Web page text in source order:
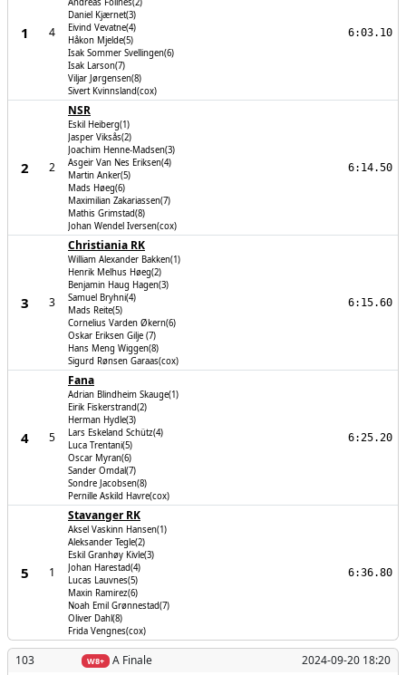
1 4
Andreas Follnes(2)
Daniel Kjærnet(3)
Eivind Vevatne(4)
Håkon Mjelde(5)
Isak Sommer Svellingen(6)
Isak Larson(7)
Viljar Jørgensen(8)
Sivert Kvinnsland(cox)
6:03.10
2 2
NSR
Eskil Heiberg(1)
Jasper Viksås(2)
Joachim Henne-Madsen(3)
Asgeir Van Nes Eriksen(4)
Martin Anker(5)
Mads Høeg(6)
Maximilian Zakariassen(7)
Mathis Grimstad(8)
Johan Wendel Iversen(cox)
6:14.50
3 3
Christiania RK
William Alexander Bakken(1)
Henrik Melhus Høeg(2)
Benjamin Haug Hagen(3)
Samuel Bryhni(4)
Mads Reite(5)
Cornelius Varden Økern(6)
Oskar Eriksen Gilje (7)
Hans Meng Wiggen(8)
Sigurd Rønsen Garaas(cox)
6:15.60
4 5
Fana
Adrian Blindheim Skauge(1)
Eirik Fiskerstrand(2)
Herman Hydle(3)
Lars Eskeland Schütz(4)
Luca Trentani(5)
Oscar Myran(6)
Sander Omdal(7)
Sondre Jacobsen(8)
Pernille Askild Havre(cox)
6:25.20
5 1
Stavanger RK
Aksel Vaskinn Hansen(1)
Aleksander Tegle(2)
Eskil Granhøy Kivle(3)
Johan Harestad(4)
Lucas Lauvnes(5)
Maxin Ramirez(6)
Noah Emil Grønnestad(7)
Oliver Dahl(8)
Frida Vengnes(cox)
6:36.80
103 W8+ A Finale
2024-09-20 18:20